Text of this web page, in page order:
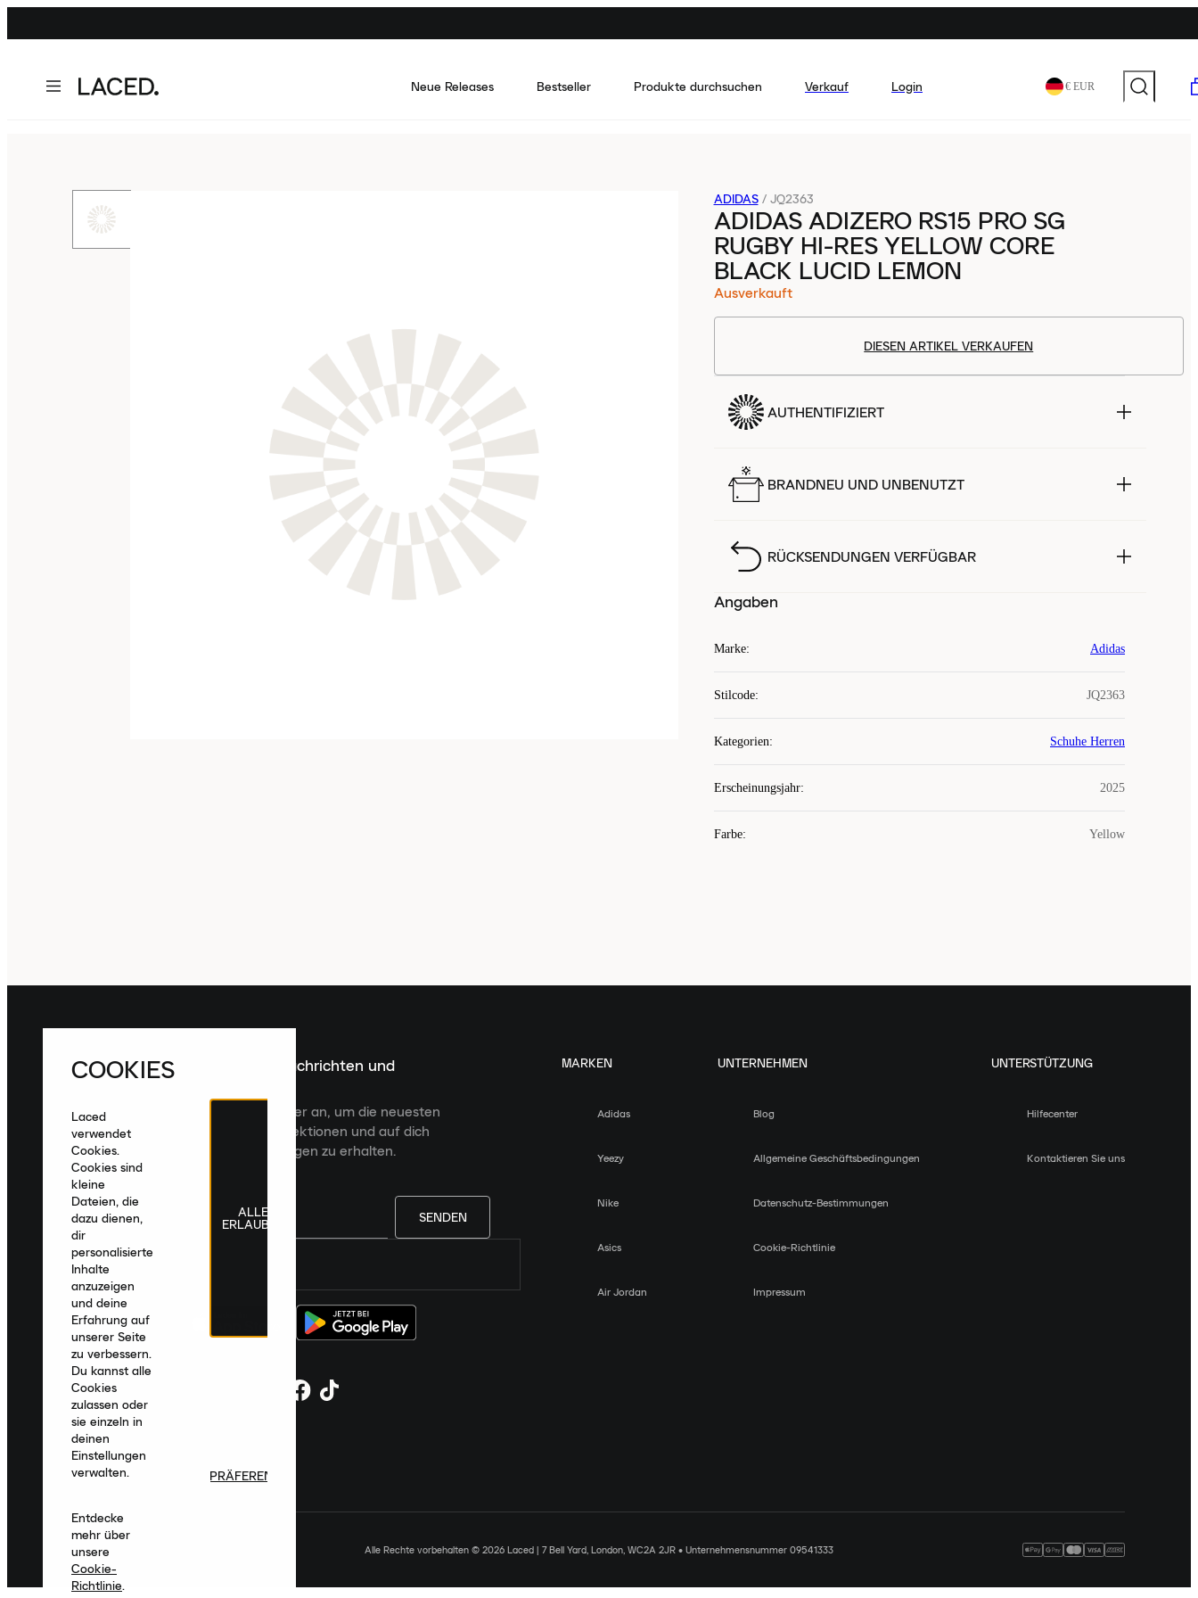
Neue Releases Bestseller Produkte durchsuchen Verkauf Login € EUR
ADIDAS / JQ2363
ADIDAS ADIZERO RS15 PRO SG
RUGBY HI-RES YELLOW CORE
BLACK LUCID LEMON
Ausverkauft
DIESEN ARTIKEL VERKAUFEN
AUTHENTIFIZIERT
BRANDNEU UND UNBENUTZT
RÜCKSENDUNGEN VERFÜGBAR
Angaben
Marke: Adidas
Stilcode: JQ2363
Kategorien: Schuhe Herren
Erscheinungsjahr: 2025
Farbe: Yellow
Melde dich für die neuesten Nachrichten und
Veröffentlichungen an
Melde dich für den Laced Newsletter an, um die neuesten
Veröffentlichungen, kuratierte Kollektionen und auf dich
zugeschnittene Produktempfehlungen zu erhalten.
SENDEN
MARKEN
Adidas
Yeezy
Nike
Asics
Air Jordan
UNTERNEHMEN
Blog
Allgemeine Geschäftsbedingungen
Datenschutz-Bestimmungen
Cookie-Richtlinie
Impressum
UNTERSTÜTZUNG
Hilfecenter
Kontaktieren Sie uns
Alle Rechte vorbehalten © 2026 Laced | 7 Bell Yard, London, WC2A 2JR • Unternehmensnummer 09541333
COOKIES
Laced
verwendet
Cookies.
Cookies sind
kleine
Dateien, die
dazu dienen,
dir
personalisierte
Inhalte
anzuzeigen
und deine
Erfahrung auf
unserer Seite
zu verbessern.
Du kannst alle
Cookies
zulassen oder
sie einzeln in
deinen
Einstellungen
verwalten.
Entdecke
mehr über
unsere
Cookie-
Richtlinie.
ALLE
ERLAUBEN
PRÄFERENZEN